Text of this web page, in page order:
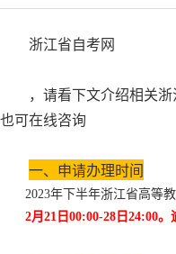
浙江省自考网
，请看下文介绍相关
也可在线咨询
一、申请办理时间
2023年下半年浙江省高等
2月21日00:00-28日24:00。